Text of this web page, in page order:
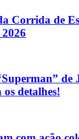
Corrida de
de
detalhes!